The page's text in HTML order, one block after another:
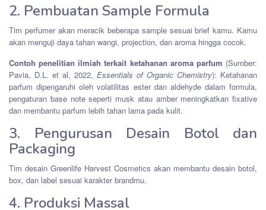
2. Pembuatan Sample Formula
Tim perfumer akan meracik beberapa sample sesuai brief kamu. Kamu
akan menguji daya tahan wangi, projection, dan aroma hingga cocok.
Contoh penelitian ilmiah terkait ketahanan aroma parfum (Sumber:
Pavia, D.L. et al, 2022, Essentials of Organic Chemistry): Ketahanan
parfum dipengaruhi oleh volatilitas ester dan aldehyde dalam formula,
pengaturan base note seperti musk atau amber meningkatkan fixative
dan membantu parfum lebih tahan lama pada kulit.
3. Pengurusan Desain Botol dan
Packaging
Tim desain Greenlife Harvest Cosmetics akan membantu desain botol,
box, dan label sesuai karakter brandmu.
4. Produksi Massal